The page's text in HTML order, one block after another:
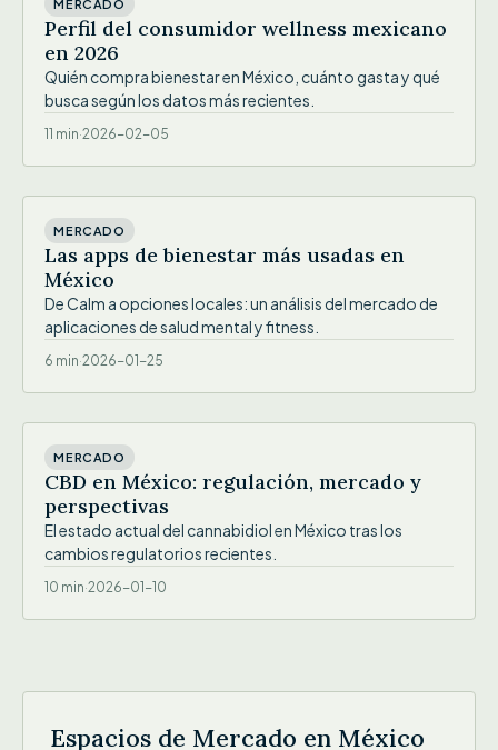
MERCADO
Perfil del consumidor wellness mexicano
en 2026
Quién compra bienestar en México, cuánto gasta y qué
busca según los datos más recientes.
11 min·2026-02-05
MERCADO
Las apps de bienestar más usadas en
México
De Calm a opciones locales: un análisis del mercado de
aplicaciones de salud mental y fitness.
6 min·2026-01-25
MERCADO
CBD en México: regulación, mercado y
perspectivas
El estado actual del cannabidiol en México tras los
cambios regulatorios recientes.
10 min·2026-01-10
Espacios de Mercado en México